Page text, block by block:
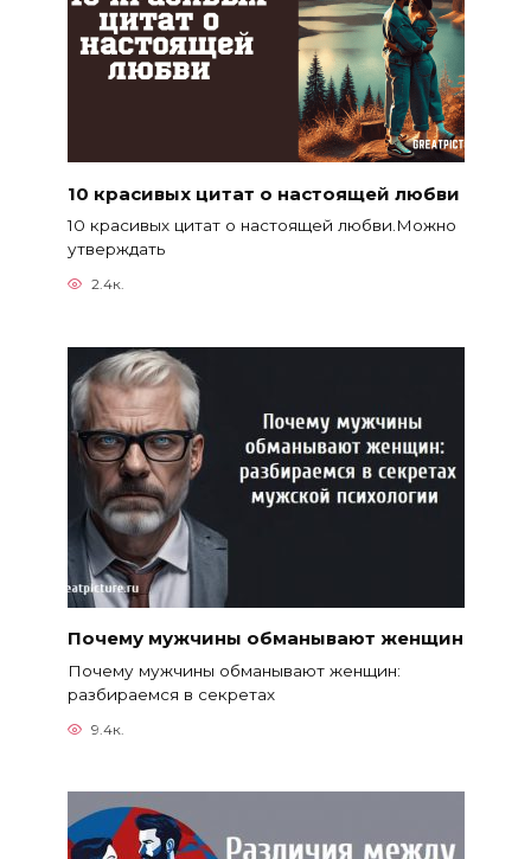
10 красивых цитат о настоящей любви
10 красивых цитат о настоящей любви.Можно
утверждать
2.4к.
Почему мужчины обманывают женщин
Почему мужчины обманывают женщин:
разбираемся в секретах
9.4к.